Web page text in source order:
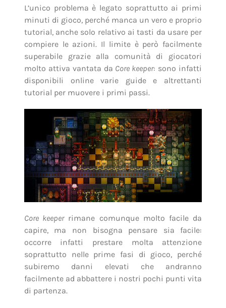
L’unico problema è legato soprattutto ai primi
minuti di gioco, perché manca un vero e proprio
tutorial, anche solo relativo ai tasti da usare per
compiere le azioni. Il limite è però facilmente
superabile grazie alla comunità di giocatori
molto attiva vantata da Core keeper: sono infatti
disponibili online varie guide e altrettanti
tutorial per muovere i primi passi.
Core keeperrimane comunque molto facile da
capire, ma non bisogna pensare sia facile:
occorre infatti prestare molta attenzione
soprattutto nelle prime fasi di gioco, perché
subiremo danni elevati che andranno
facilmente ad abbattere i nostri pochi punti vita
di partenza.